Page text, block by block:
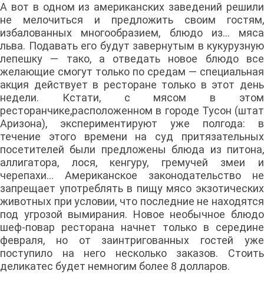
А вот в одном из американских заведений решили
не мелочиться и предложить своим гостям,
избалованных многообразием, блюдо из... мяса
льва. Подавать его будут завернутым в кукурузную
лепешку — тако, а отведать новое блюдо все
желающие смогут только по средам — специальная
акция действует в ресторане только в этот день
недели. Кстати, с мясом в этом
ресторанчике,расположенном в городе Тусон (штат
Аризона), экспериментируют уже полгода: в
течение этого времени на суд притязательных
посетителей были предложены блюда из питона,
аллигатора, лося, кенгуру, гремучей змеи и
черепахи... Американское законодательство не
запрещает употреблять в пищу мясо экзотических
животных при условии, что последние не находятся
под угрозой вымирания. Новое необычное блюдо
шеф-повар ресторана начнет только в середине
февраля, но от заинтригованных гостей уже
поступило на него несколько заказов. Стоить
деликатес будет немногим более 8 долларов.